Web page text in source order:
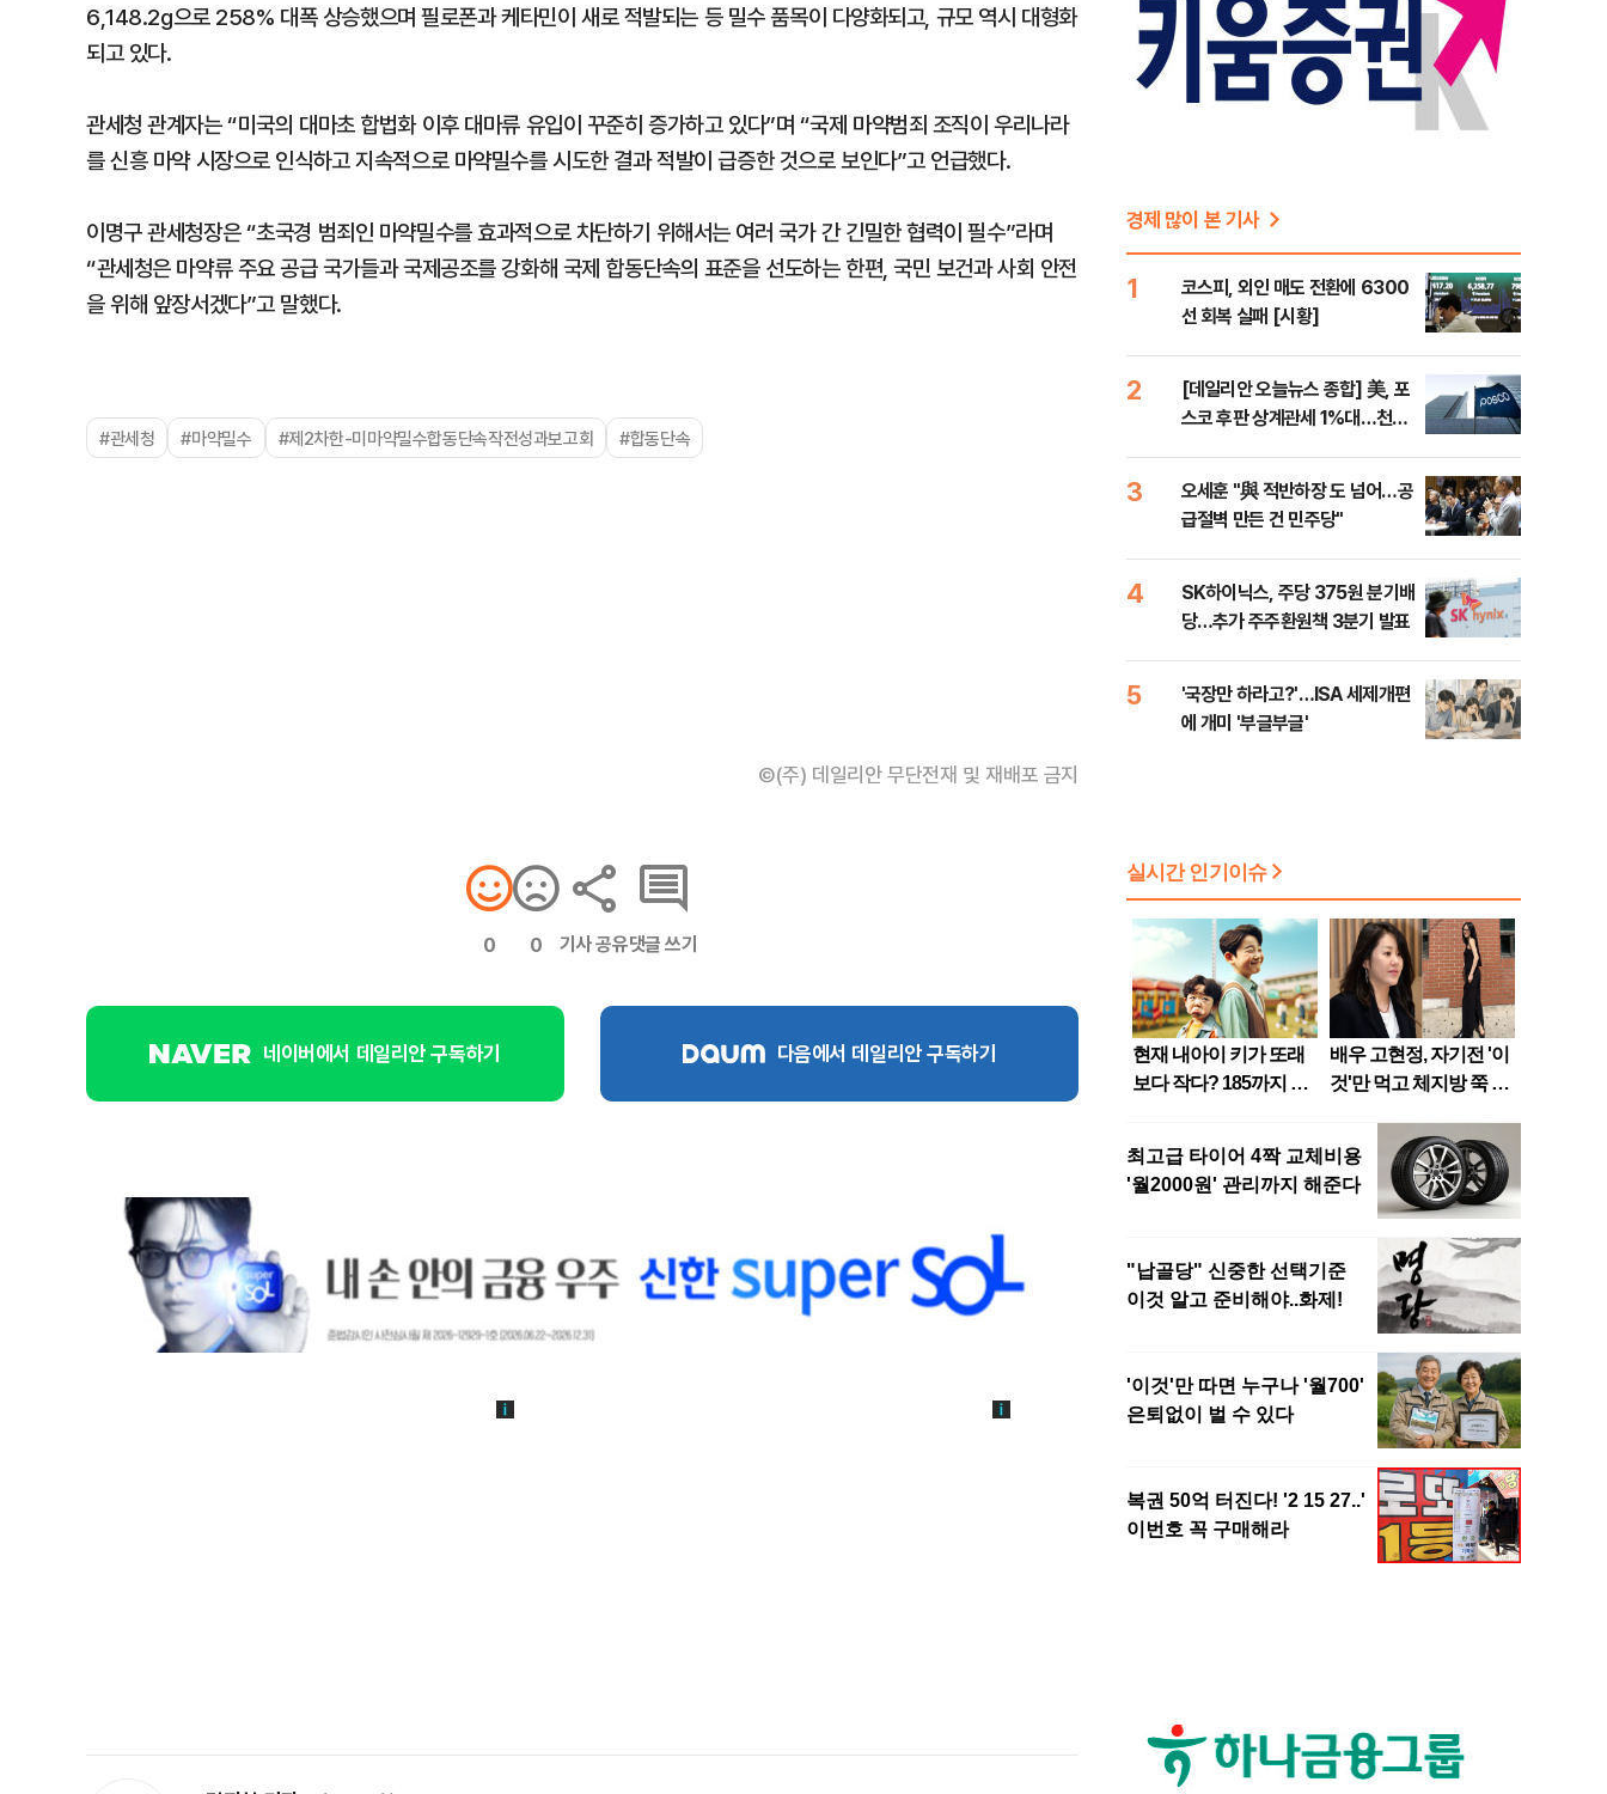
6,148.2g으로 258% 대폭 상승했으며 필로폰과 케타민이 새로 적발되는 등 밀수 품목이 다양화되고, 규모 역시 대형화
되고 있다.
관세청 관계자는 “미국의 대마초 합법화 이후 대마류 유입이 꾸준히 증가하고 있다”며 “국제 마약범죄 조직이 우리나라
를 신흥 마약 시장으로 인식하고 지속적으로 마약밀수를 시도한 결과 적발이 급증한 것으로 보인다”고 언급했다.
이명구 관세청장은 “초국경 범죄인 마약밀수를 효과적으로 차단하기 위해서는 여러 국가 간 긴밀한 협력이 필수”라며
“관세청은 마약류 주요 공급 국가들과 국제공조를 강화해 국제 합동단속의 표준을 선도하는 한편, 국민 보건과 사회 안전
을 위해 앞장서겠다”고 말했다.
#관세청 #마약밀수 #제2차한-미마약밀수합동단속작전성과보고회 #합동단속
©(주) 데일리안 무단전재 및 재배포 금지
0 0 기사 공유댓글 쓰기
네이버에서 데일리안 구독하기 다음에서 데일리안 구독하기
경제 많이 본 기사
1
코스피, 외인 매도 전환에 6300
선 회복 실패 [시황]
2
[데일리안 오늘뉴스 종합] 美, 포
스코 후판 상계관세 1%대…천하
3
오세훈 "與 적반하장 도 넘어…공
급절벽 만든 건 민주당"
4
SK하이닉스, 주당 375원 분기배
당…추가 주주환원책 3분기 발표
5
'국장만 하라고?'…ISA 세제개편
에 개미 '부글부글'